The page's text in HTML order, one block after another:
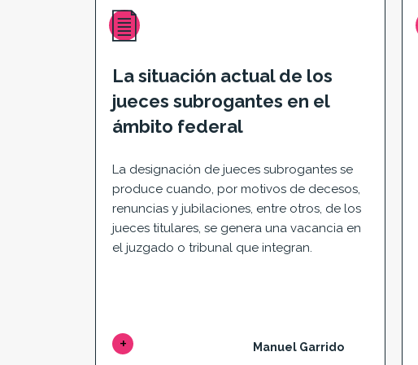
La situación actual de los
jueces subrogantes en el
ámbito federal
La designación de jueces subrogantes se
produce cuando, por motivos de decesos,
renuncias y jubilaciones, entre otros, de los
jueces titulares, se genera una vacancia en
el juzgado o tribunal que integran.
Manuel Garrido